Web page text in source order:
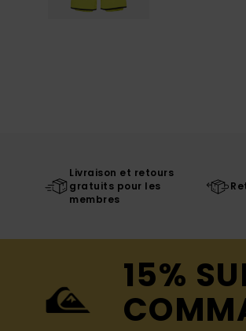
Livraison et retours
gratuits pour les
membres
15%